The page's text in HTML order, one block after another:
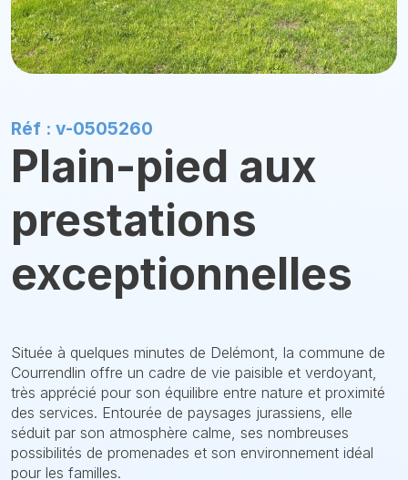
Réf : v-0505260
Plain-pied aux
prestations
exceptionnelles
Située à quelques minutes de Delémont, la commune de
Courrendlin offre un cadre de vie paisible et verdoyant,
très apprécié pour son équilibre entre nature et proximité
des services. Entourée de paysages jurassiens, elle
séduit par son atmosphère calme, ses nombreuses
possibilités de promenades et son environnement idéal
pour les familles.